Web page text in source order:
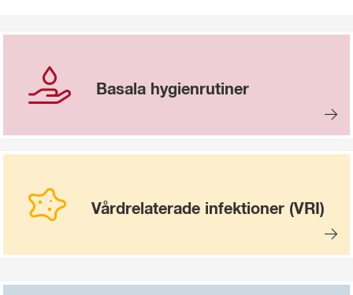
Basala hygienrutiner
Vårdrelaterade infektioner (VRI)